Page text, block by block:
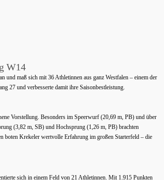
W14
maß sich mit 36 Athletinnen aus ganz Westfalen – einem der
27 und verbesserte damit ihre Saisonbestleistung.
Vorstellung. Besonders im Speerwurf (20,69 m, PB) und über
(3,82 m, SB) und Hochsprung (1,26 m, PB) brachten
boten Krekeler wertvolle Erfahrung im großen Starterfeld – die
sich in einem Feld von 21 Athletinnen. Mit 1.915 Punkten